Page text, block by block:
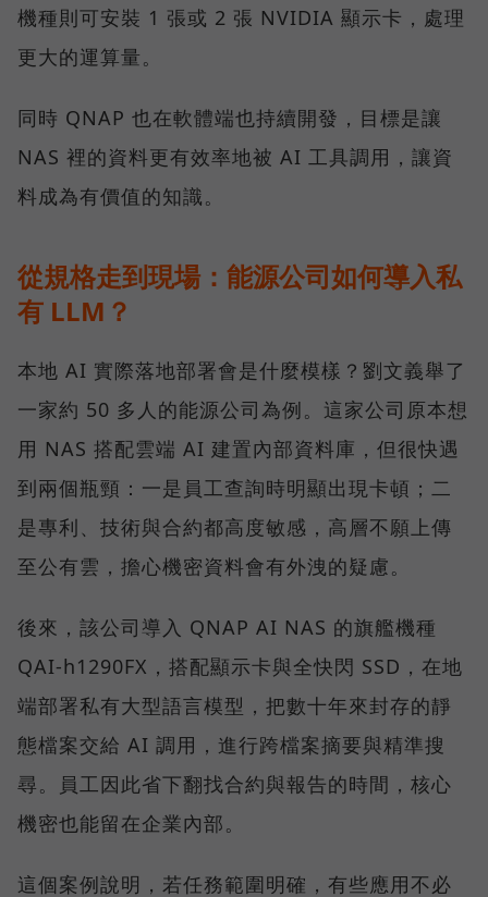
機種則可安裝 1 張或 2 張 NVIDIA 顯示卡，處理
更大的運算量。
同時 QNAP 也在軟體端也持續開發，目標是讓
NAS 裡的資料更有效率地被 AI 工具調用，讓資
料成為有價值的知識。
從規格走到現場：能源公司如何導入私
有 LLM？
本地 AI 實際落地部署會是什麼模樣？劉文義舉了
一家約 50 多人的能源公司為例。這家公司原本想
用 NAS 搭配雲端 AI 建置內部資料庫，但很快遇
到兩個瓶頸：一是員工查詢時明顯出現卡頓；二
是專利、技術與合約都高度敏感，高層不願上傳
至公有雲，擔心機密資料會有外洩的疑慮。
後來，該公司導入 QNAP AI NAS 的旗艦機種
QAI-h1290FX，搭配顯示卡與全快閃 SSD，在地
端部署私有大型語言模型，把數十年來封存的靜
態檔案交給 AI 調用，進行跨檔案摘要與精準搜
尋。員工因此省下翻找合約與報告的時間，核心
機密也能留在企業內部。
這個案例說明，若任務範圍明確，有些應用不必